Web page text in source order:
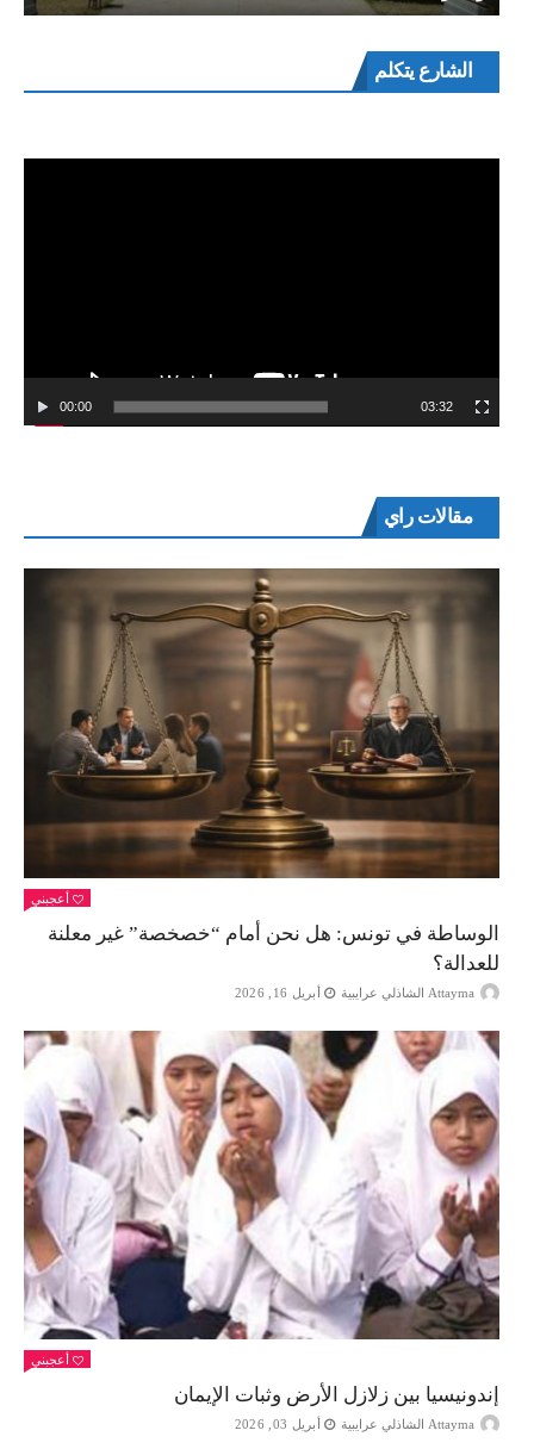
الشارع يتكلممشغل
00:00 03:32
مقالات راي
أعجبني
الوساطة في تونس: هل نحن أمام “خصخصة” غير معلنة
للعدالة؟
Attayma الشاذلي عرايبية أبريل 16, 2026
أعجبني
إندونيسيا بين زلازل الأرض وثبات الإيمان
Attayma الشاذلي عرايبية أبريل 03, 2026